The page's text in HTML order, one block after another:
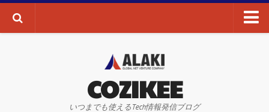
AI・ディープラーニング
COZIKEE
いつまでも使えるTech情報発信ブログ